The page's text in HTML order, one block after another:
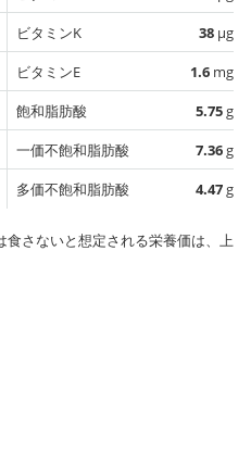
ビタミンK
38 µg
ビタミンE
1.6 mg
飽和脂肪酸
5.75g
一価不飽和脂肪酸
7.36g
多価不飽和脂肪酸
4.47g
さないと想定される栄養価は、上